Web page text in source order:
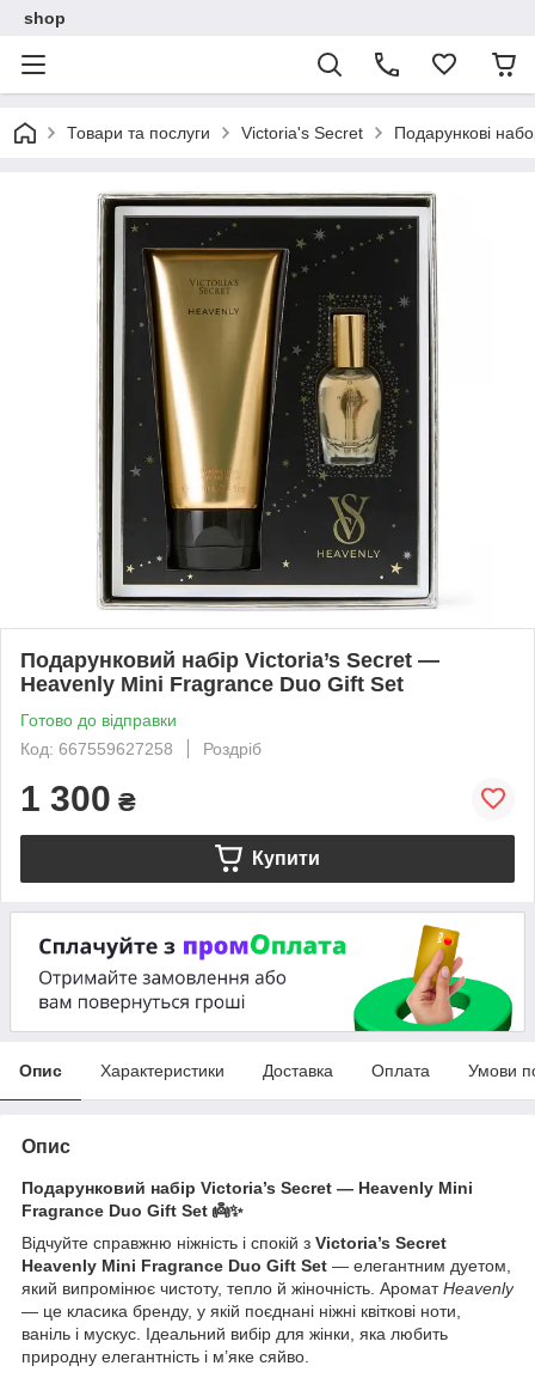
shop
Товари та послуги Victoria's Secret Подарункові
Подарунковий набір Victoria’s Secret —
Heavenly Mini Fragrance Duo Gift Set
Готово до відправки
Код: 667559627258
Роздріб
1 300 ₴
Купити
Опис Характеристики Доставка Оплата Умови
Опис
Подарунковий набір Victoria’s Secret — Heavenly Mini
Fragrance Duo Gift Set 👼✨
Відчуйте справжню ніжність і спокій з Victoria’s Secret
Heavenly Mini Fragrance Duo Gift Set — елегантним дуетом,
який випромінює чистоту, тепло й жіночність. АроматHeavenly
— це класика бренду, у якій поєднані ніжні квіткові ноти,
ваніль і мускус. Ідеальний вибір для жінки, яка любить
природну елегантність і м’яке сяйво.